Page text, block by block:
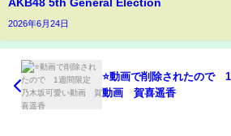
2026年6月24日
⭐️動画で削除されたので
動画 賀喜遥香